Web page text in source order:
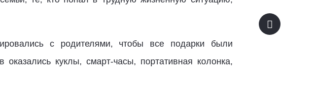
с родителями, чтобы все подарки были
куклы, смарт-часы, портативная колонка,